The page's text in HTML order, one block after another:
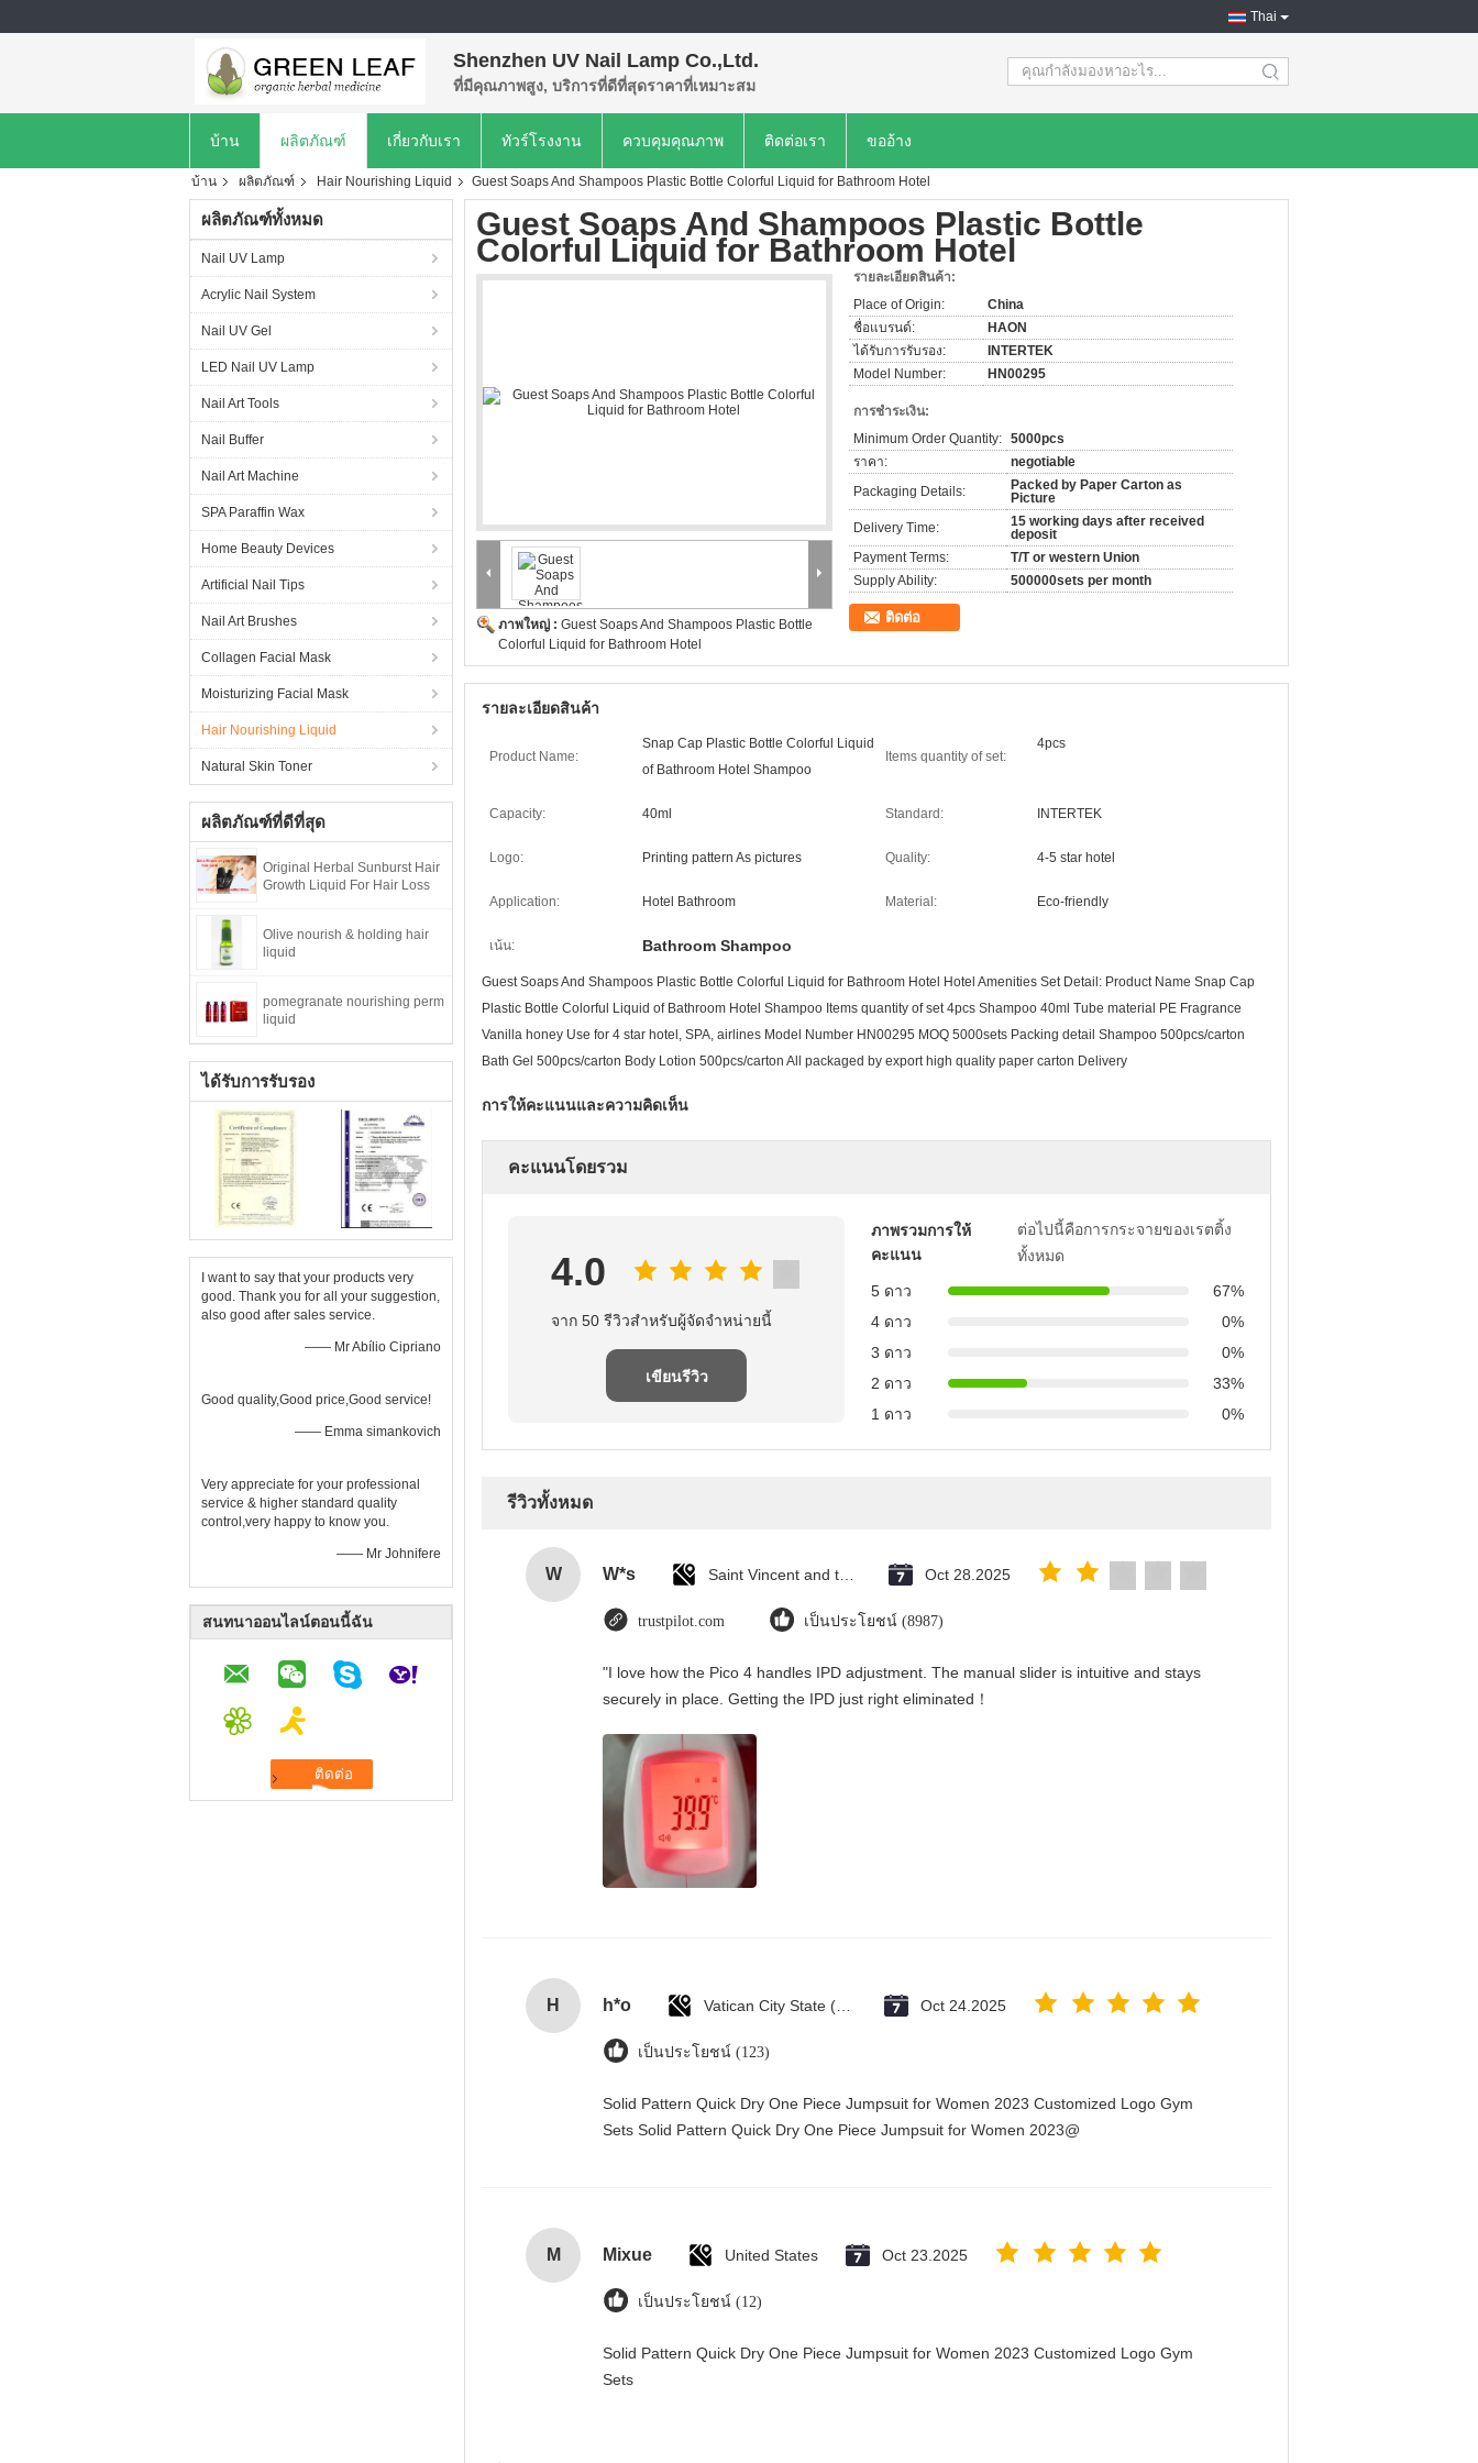
Thai
Shenzhen UV Nail Lamp Co.,Ltd.
ที่มีคุณภาพสูง, บริการที่ดีที่สุดราคาที่เหมาะสม search
บ้าน ผลิตภัณฑ์ เกี่ยวกับเรา ทัวร์โรงงาน ควบคุมคุณภาพ ติดต่อเรา ขออ้าง
บ้าน ผลิตภัณฑ์ Hair Nourishing Liquid Guest Soaps And Shampoos Plastic Bottle Colorful Liquid for Bathroom Hotel
ผลิตภัณฑ์ทั้งหมด
Nail UV Lamp
Acrylic Nail System
Nail UV Gel
LED Nail UV Lamp
Nail Art Tools
Nail Buffer
Nail Art Machine
SPA Paraffin Wax
Home Beauty Devices
Artificial Nail Tips
Nail Art Brushes
Collagen Facial Mask
Moisturizing Facial Mask
Hair Nourishing Liquid
Natural Skin Toner
ผลิตภัณฑ์ที่ดีที่สุด
Original Herbal Sunburst Hair
Growth Liquid For Hair Loss
Olive nourish & holding hair
liquid
pomegranate nourishing perm
liquid
ได้รับการรับรอง
I want to say that your products very
good. Thank you for all your suggestion,
also good after sales service.
—— Mr Abílio Cipriano
Good quality,Good price,Good service!
—— Emma simankovich
Very appreciate for your professional
service & higher standard quality
control,very happy to know you.
—— Mr Johnifere
สนทนาออนไลน์ตอนนี้ฉัน
Guest Soaps And Shampoos Plastic Bottle
Colorful Liquid for Bathroom Hotel
ภาพใหญ่ : Guest Soaps And Shampoos Plastic Bottle
Colorful Liquid for Bathroom Hotel
รายละเอียดสินค้า:
Place of Origin:
China
ชื่อแบรนด์:
HAON
ได้รับการรับรอง:
INTERTEK
Model Number:
HN00295
การชำระเงิน:
Minimum Order Quantity: 5000pcs
ราคา:
negotiable
Packaging Details:
Packed by Paper Carton as
Picture
Delivery Time:
15 working days after received
deposit
Payment Terms:
T/T or western Union
Supply Ability:
500000sets per month
ติดต่อ
รายละเอียดสินค้า
Product Name:
Snap Cap Plastic Bottle Colorful Liquid
of Bathroom Hotel Shampoo
Items quantity of set:
4pcs
Capacity: 40ml Standard: INTERTEK
Logo: Printing pattern As pictures Quality: 4-5 star hotel
Application: Hotel Bathroom Material: Eco-friendly
เน้น: Bathroom Shampoo
Guest Soaps And Shampoos Plastic Bottle Colorful Liquid for Bathroom Hotel Hotel Amenities Set Detail: Product Name Snap Cap
Plastic Bottle Colorful Liquid of Bathroom Hotel Shampoo Items quantity of set 4pcs Shampoo 40ml Tube material PE Fragrance
Vanilla honey Use for 4 star hotel, SPA, airlines Model Number HN00295 MOQ 5000sets Packing detail Shampoo 500pcs/carton
Bath Gel 500pcs/carton Body Lotion 500pcs/carton All packaged by export high quality paper carton Delivery
การให้คะแนนและความคิดเห็น
คะแนนโดยรวม
4.0
จาก 50 รีวิวสําหรับผู้จัดจําหน่ายนี้
เขียนรีวิว
ภาพรวมการให้
คะแนน
ต่อไปนี้คือการกระจายของเรตติ้ง
ทั้งหมด
5 ดาว
67%
4 ดาว
0%
3 ดาว
0%
2 ดาว
33%
1 ดาว
0%
รีวิวทั้งหมด
W W*s Oct 28.2025
trustpilot.com เป็นประโยชน์ (8987)
"I love how the Pico 4 handles IPD adjustment. The manual slider is intuitive and stays
securely in place. Getting the IPD just right eliminated！
H h*o Oct 24.2025
เป็นประโยชน์ (123)
Solid Pattern Quick Dry One Piece Jumpsuit for Women 2023 Customized Logo Gym
Sets Solid Pattern Quick Dry One Piece Jumpsuit for Women 2023@
M Mixue United States Oct 23.2025
เป็นประโยชน์ (12)
Solid Pattern Quick Dry One Piece Jumpsuit for Women 2023 Customized Logo Gym
Sets